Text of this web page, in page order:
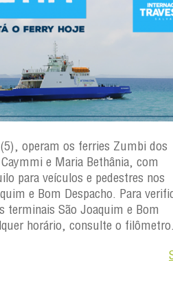
operam os ferries Zumbi dos
e Maria Bethânia, com
para veículos e pedestres nos
e Bom Despacho. Para
terminais São Joaquim e Bom
horário, consulte o